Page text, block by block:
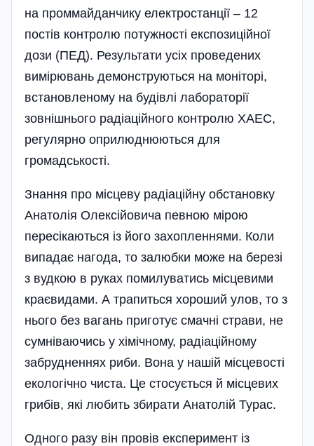
на проммайданчику електростанції – 12
постів контролю потужності експозиційної
дози (ПЕД). Результати усіх проведених
вимірювань демонструються на моніторі,
встановленому на будівлі лабораторії
зовнішнього радіаційного контролю ХАЕС,
регулярно оприлюднюються для
громадськості.
Знання про місцеву радіаційну обстановку
Анатолія Олексійовича певною мірою
пересікаються із його захопленнями. Коли
випадає нагода, то залюбки може на березі
з вудкою в руках помилуватись місцевими
краєвидами. А трапиться хороший улов, то з
нього без вагань приготує смачні страви, не
сумніваючись у хімічному, радіаційному
забрудненнях риби. Вона у нашій місцевості
екологічно чиста. Це стосується й місцевих
грибів, які любить збирати Анатолій Турас.
Одного разу він провів експеримент із